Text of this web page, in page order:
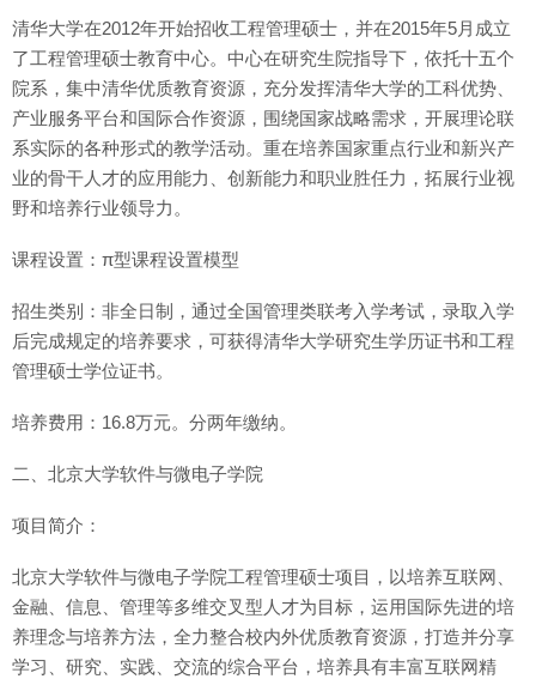
清华大学在2012年开始招收工程管理硕士，并在2015年5月成立
了工程管理硕士教育中心。中心在研究生院指导下，依托十五个
院系，集中清华优质教育资源，充分发挥清华大学的工科优势、
产业服务平台和国际合作资源，围绕国家战略需求，开展理论联
系实际的各种形式的教学活动。重在培养国家重点行业和新兴产
业的骨干人才的应用能力、创新能力和职业胜任力，拓展行业视
野和培养行业领导力。
课程设置：π型课程设置模型
招生类别：非全日制，通过全国管理类联考入学考试，录取入学
后完成规定的培养要求，可获得清华大学研究生学历证书和工程
管理硕士学位证书。
培养费用：16.8万元。分两年缴纳。
二、北京大学软件与微电子学院
项目简介：
北京大学软件与微电子学院工程管理硕士项目，以培养互联网、
金融、信息、管理等多维交叉型人才为目标，运用国际先进的培
养理念与培养方法，全力整合校内外优质教育资源，打造并分享
学习、研究、实践、交流的综合平台，培养具有丰富互联网精